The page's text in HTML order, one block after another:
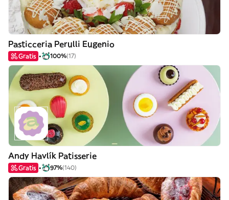
Pasticceria Perulli Eugenio
Gratis 100%(17)
Andy Havlík Patisserie
Gratis 97%(140)